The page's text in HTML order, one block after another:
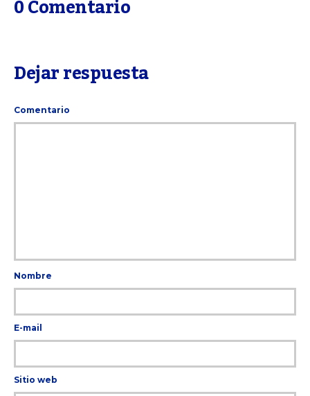
0 Comentario
Dejar respuesta
Comentario
Nombre
E-mail
Sitio web